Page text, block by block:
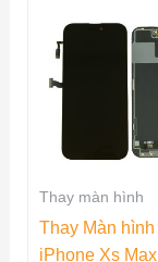
Thay màn hình
Thay Màn hình
iPhone Xs Max